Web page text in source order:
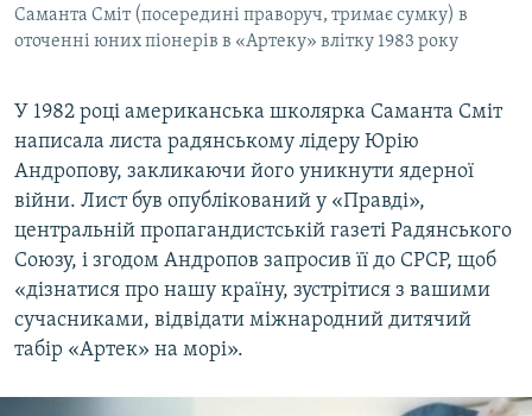
Саманта Сміт (посередині праворуч, тримає сумку) в
оточенні юних піонерів в «Артеку» влітку 1983 року
У 1982 році американська школярка Саманта Сміт
написала листа радянському лідеру Юрію
Андропову, закликаючи його уникнути ядерної
війни. Лист був опублікований у «Правді»,
центральній пропагандистській газеті Радянського
Союзу, і згодом Андропов запросив її до СРСР, щоб
«дізнатися про нашу країну, зустрітися з вашими
сучасниками, відвідати міжнародний дитячий
табір «Артек» на морі».